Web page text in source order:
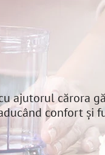
ajutorul cărora
confort și